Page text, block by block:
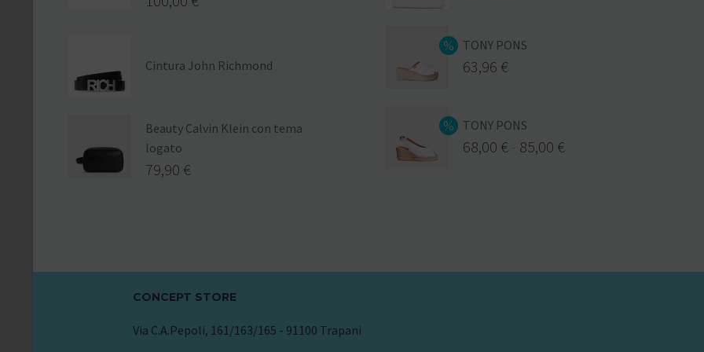
Cintura John Richmond
Beauty Calvin Klein con tema
logato
79,90 €
TONY PONS
63,96 €
TONY PONS
68,00 € 85,00 €
CONCEPT STORE
Via C.A.Pepoli, 161/163/165 - 91100 Trapani